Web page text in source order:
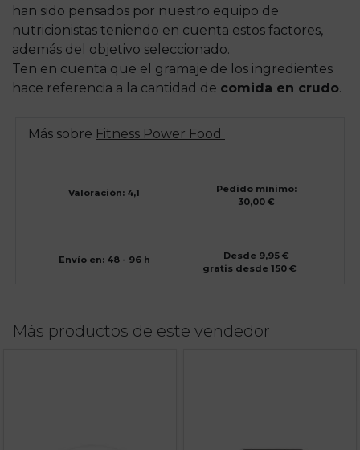
han sido pensados por nuestro equipo de
nutricionistas teniendo en cuenta estos factores,
además del objetivo seleccionado.
Ten en cuenta que el gramaje de los ingredientes
hace referencia a la cantidad de comida en crudo.
Más sobre Fitness Power Food
Valoración: 4,1
Pedido mínimo:
30,00 €
Envío en: 48 - 96 h
Desde 9,95 €
gratis desde 150 €
Más productos de este vendedor